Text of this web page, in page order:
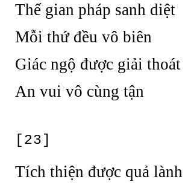
Thế gian pháp sanh diệt
Mỗi thứ đều vô biên
Giác ngộ được giải thoát
An vui vô cùng tận
[23]
Tích thiện được quả lành